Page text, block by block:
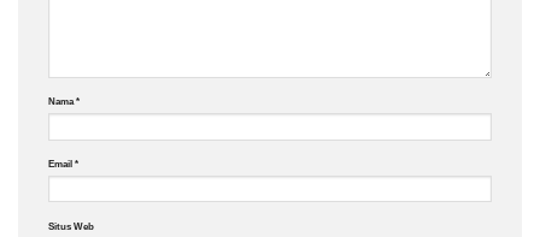
Nama*
Email *
Situs Web